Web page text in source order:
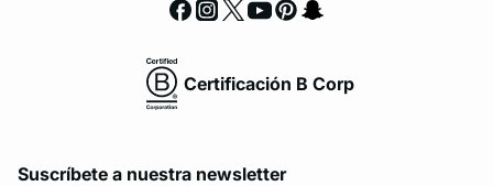
Certificación B Corp
Suscríbete a nuestra newsletter